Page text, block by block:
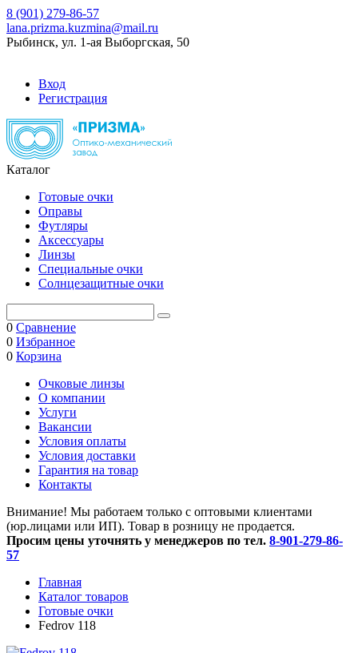
8 (901) 279-86-57
lana.prizma.kuzmina@mail.ru
Рыбинск, ул. 1-ая Выборгская, 50
Вход
Регистрация
Каталог
Готовые очки
Оправы
Футляры
Аксессуары
Линзы
Специальные очки
Солнцезащитные очки
0 Сравнение
0 Избранное
0 Корзина
Очковые линзы
O компании
Услуги
Вакансии
Условия оплаты
Условия доставки
Гарантия на товар
Контакты
Внимание! Мы работаем только с оптовыми клиентами
(юр.лицами или ИП). Товар в розницу не продается.
Просим цены уточнять у менеджеров по тел. 8-901-279-86-
57
Главная
Каталог товаров
Готовые очки
Fedrov 118